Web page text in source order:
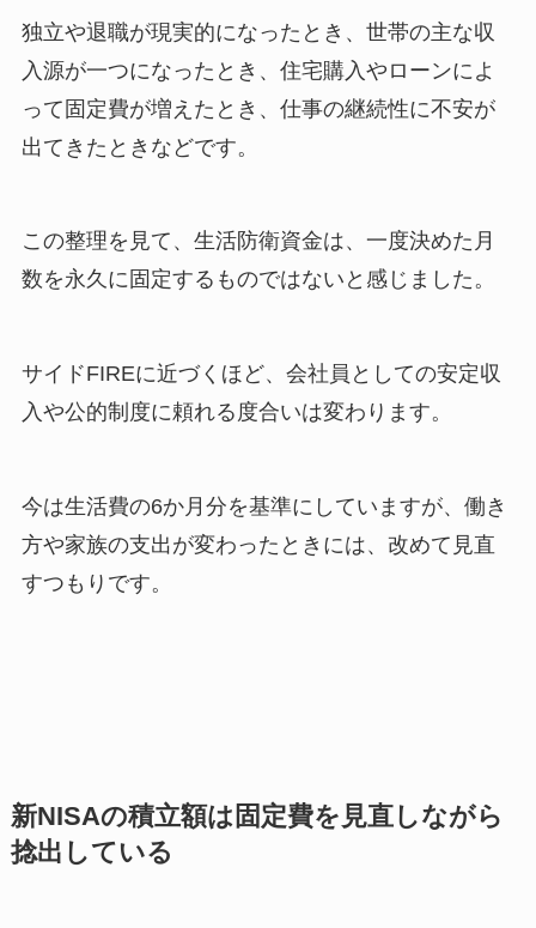
独立や退職が現実的になったとき、世帯の主な収
入源が一つになったとき、住宅購入やローンによ
って固定費が増えたとき、仕事の継続性に不安が
出てきたときなどです。
この整理を見て、生活防衛資金は、一度決めた月
数を永久に固定するものではないと感じました。
サイドFIREに近づくほど、会社員としての安定収
入や公的制度に頼れる度合いは変わります。
今は生活費の6か月分を基準にしていますが、働き
方や家族の支出が変わったときには、改めて見直
すつもりです。
新NISAの積立額は固定費を見直しながら
捻出している